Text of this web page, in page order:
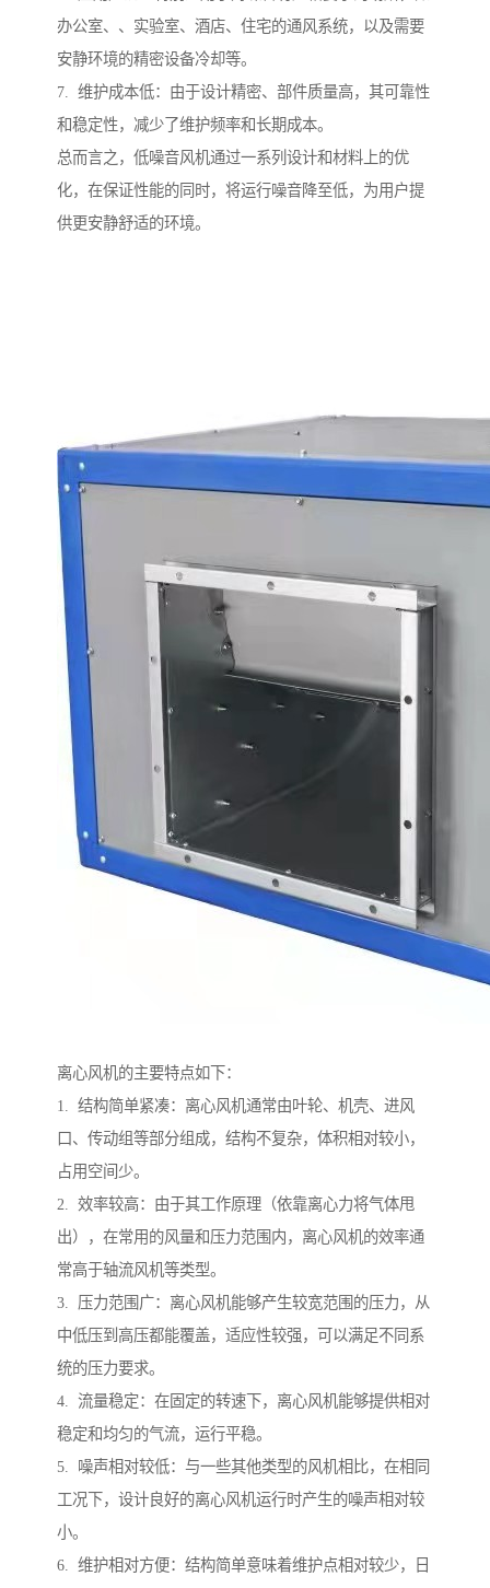
办公室、、实验室、酒店、住宅的通风系统，以及需要
安静环境的精密设备冷却等。
7. 维护成本低：由于设计精密、部件质量高，其可靠性
和稳定性，减少了维护频率和长期成本。
总而言之，低噪音风机通过一系列设计和材料上的优
化，在保证性能的同时，将运行噪音降至低，为用户提
供更安静舒适的环境。
离心风机的主要特点如下：
1. 结构简单紧凑：离心风机通常由叶轮、机壳、进风
口、传动组等部分组成，结构不复杂，体积相对较小，
占用空间少。
2. 效率较高：由于其工作原理（依靠离心力将气体甩
出），在常用的风量和压力范围内，离心风机的效率通
常高于轴流风机等类型。
3. 压力范围广：离心风机能够产生较宽范围的压力，从
中低压到高压都能覆盖，适应性较强，可以满足不同系
统的压力要求。
4. 流量稳定：在固定的转速下，离心风机能够提供相对
稳定和均匀的气流，运行平稳。
5. 噪声相对较低：与一些其他类型的风机相比，在相同
工况下，设计良好的离心风机运行时产生的噪声相对较
小。
6. 维护相对方便：结构简单意味着维护点相对较少，日